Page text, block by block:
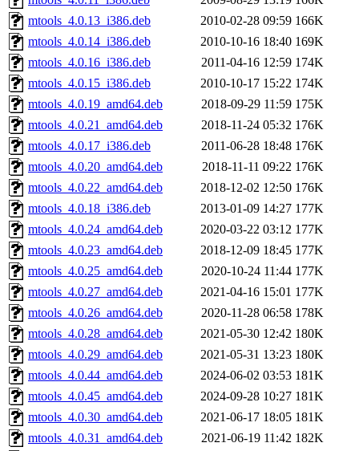
mtools_4.0.13_i386.deb
2010-02-28 09:59 166K
mtools_4.0.14_i386.deb
2010-10-16 18:40 169K
mtools_4.0.16_i386.deb
2011-04-16 12:59 174K
mtools_4.0.15_i386.deb
2010-10-17 15:22 174K
mtools_4.0.19_amd64.deb
2018-09-29 11:59 175K
mtools_4.0.21_amd64.deb
2018-11-24 05:32 176K
mtools_4.0.17_i386.deb
2011-06-28 18:48 176K
mtools_4.0.20_amd64.deb
2018-11-11 09:22 176K
mtools_4.0.22_amd64.deb
2018-12-02 12:50 176K
mtools_4.0.18_i386.deb
2013-01-09 14:27 177K
mtools_4.0.24_amd64.deb
2020-03-22 03:12 177K
mtools_4.0.23_amd64.deb
2018-12-09 18:45 177K
mtools_4.0.25_amd64.deb
2020-10-24 11:44 177K
mtools_4.0.27_amd64.deb
2021-04-16 15:01 177K
mtools_4.0.26_amd64.deb
2020-11-28 06:58 178K
mtools_4.0.28_amd64.deb
2021-05-30 12:42 180K
mtools_4.0.29_amd64.deb
2021-05-31 13:23 180K
mtools_4.0.44_amd64.deb
2024-06-02 03:53 181K
mtools_4.0.45_amd64.deb
2024-09-28 10:27 181K
mtools_4.0.30_amd64.deb
2021-06-17 18:05 181K
mtools_4.0.31_amd64.deb
2021-06-19 11:42 182K